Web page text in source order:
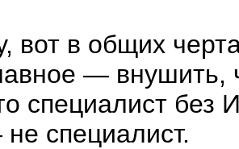
вот в общих
— внушить,
специалист без
не специалист.